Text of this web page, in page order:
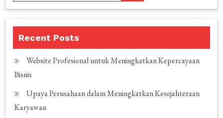
Recent Posts
Website Profesional untuk Meningkatkan Kepercayaan
Bisnis
Upaya Perusahaan dalam Meningkatkan Kesejahteraan
Karyawan